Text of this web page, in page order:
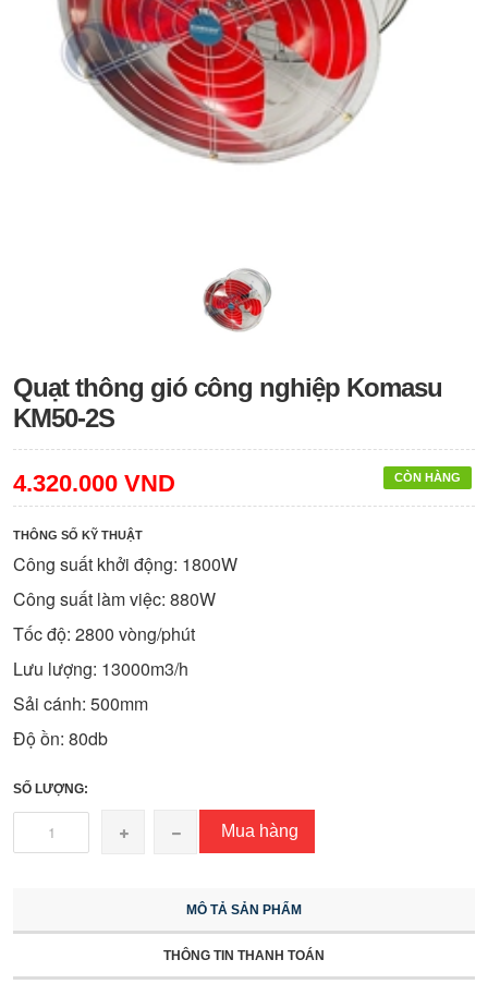
Quạt thông gió công nghiệp Komasu
KM50-2S
CÒN HÀNG
4.320.000 VND
THÔNG SỐ KỸ THUẬT
Công suất khởi động: 1800W
Công suất làm việc: 880W
Tốc độ: 2800 vòng/phút
Lưu lượng: 13000m3/h
Sải cánh: 500mm
Độ ồn: 80db
SỐ LƯỢNG:
Mua hàng
MÔ TẢ SẢN PHẨM
THÔNG TIN THANH TOÁN